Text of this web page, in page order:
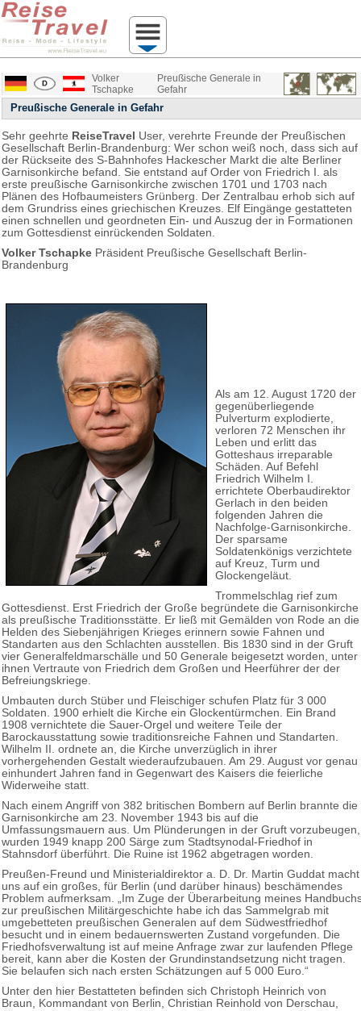
Volker
Tschapke
Preußische Generale in
Gefahr
Preußische Generale in Gefahr
Sehr geehrte ReiseTravel User, verehrte Freunde der Preußischen
Gesellschaft Berlin-Brandenburg: Wer schon weiß noch, dass sich auf
der Rückseite des S-Bahnhofes Hackescher Markt die alte Berliner
Garnisonkirche befand. Sie entstand auf Order von Friedrich I. als
erste preußische Garnisonkirche zwischen 1701 und 1703 nach
Plänen des Hofbaumeisters Grünberg. Der Zentralbau erhob sich auf
dem Grundriss eines griechischen Kreuzes. Elf Eingänge gestatteten
einen schnellen und geordneten Ein- und Auszug der in Formationen
zum Gottesdienst einrückenden Soldaten.
Volker Tschapke Präsident Preußische Gesellschaft Berlin-
Brandenburg
Als am 12. August 1720 der
gegenüberliegende
Pulverturm explodierte,
verloren 72 Menschen ihr
Leben und erlitt das
Gotteshaus irreparable
Schäden. Auf Befehl
Friedrich Wilhelm I.
errichtete Oberbaudirektor
Gerlach in den beiden
folgenden Jahren die
Nachfolge-Garnisonkirche.
Der sparsame
Soldatenkönigs verzichtete
auf Kreuz, Turm und
Glockengeläut.
Trommelschlag rief zum
Gottesdienst. Erst Friedrich der Große begründete die Garnisonkirche
als preußische Traditionsstätte. Er ließ mit Gemälden von Rode an die
Helden des Siebenjährigen Krieges erinnern sowie Fahnen und
Standarten aus den Schlachten ausstellen. Bis 1830 sind in der Gruft
vier Generalfeldmarschälle und 50 Generale beigesetzt worden, unter
ihnen Vertraute von Friedrich dem Großen und Heerführer der der
Befreiungskriege.
Umbauten durch Stüber und Fleischiger schufen Platz für 3 000
Soldaten. 1900 erhielt die Kirche ein Glockentürmchen. Ein Brand
1908 vernichtete die Sauer-Orgel und weitere Teile der
Barockausstattung sowie traditionsreiche Fahnen und Standarten.
Wilhelm II. ordnete an, die Kirche unverzüglich in ihrer
vorhergehenden Gestalt wiederaufzubauen. Am 29. August vor genau
einhundert Jahren fand in Gegenwart des Kaisers die feierliche
Widerweihe statt.
Nach einem Angriff von 382 britischen Bombern auf Berlin brannte die
Garnisonkirche am 23. November 1943 bis auf die
Umfassungsmauern aus. Um Plünderungen in der Gruft vorzubeugen,
wurden 1949 knapp 200 Särge zum Stadtsynodal-Friedhof in
Stahnsdorf überführt. Die Ruine ist 1962 abgetragen worden.
Preußen-Freund und Ministerialdirektor a. D. Dr. Martin Guddat macht
uns auf ein großes, für Berlin (und darüber hinaus) beschämendes
Problem aufmerksam. „Im Zuge der Überarbeitung meines
zur preußischen Militärgeschichte habe ich das Sammelgrab mit
umgebetteten preußischen Generalen auf dem Südwestfriedhof
besucht und in einem bedauernswerten Zustand vorgefunden. Die
Friedhofsverwaltung ist auf meine Anfrage zwar zur laufenden Pflege
bereit, kann aber die Kosten der Grundinstandsetzung nicht tragen.
Sie belaufen sich nach ersten Schätzungen auf 5 000 Euro.“
Unter den hier Bestatteten befinden sich Christoph Heinrich von
Braun, Kommandant von Berlin, Christian Reinhold von Derschau,